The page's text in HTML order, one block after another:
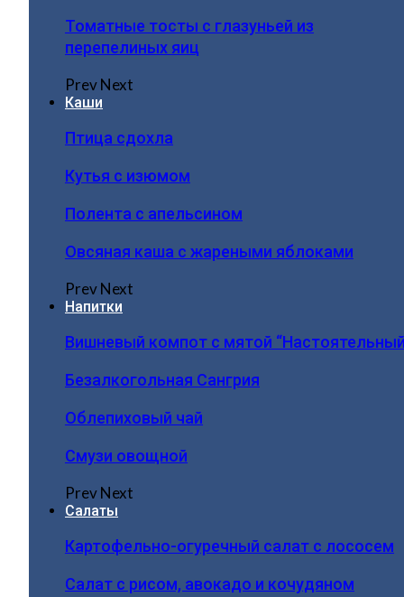
Томатные тосты с глазуньей из
перепелиных яиц
PrevNext
Каши
Птица сдохла
Кутья с изюмом
Полента с апельсином
Овсяная каша с жареными яблоками
PrevNext
Напитки
Вишневый компот с мятой
Безалкогольная Сангрия
Облепиховый чай
Смузи овощной
PrevNext
Салаты
Картофельно-огуречный салат с лососем
Салат с рисом, авокадо и кочудяном